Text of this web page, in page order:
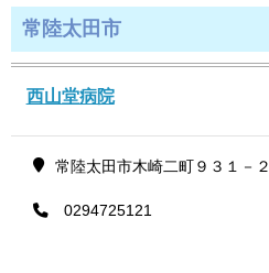
常陸太田市
西山堂病院
常陸太田市木崎二町９３１－２
0294725121